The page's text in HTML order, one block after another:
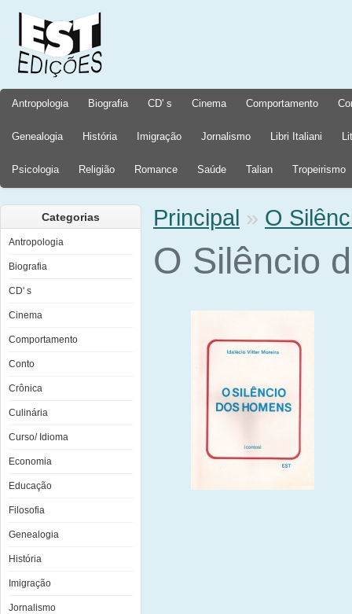
Antropologia Biografia CD' s Cinema Comportamento
Genealogia História Imigração Jornalismo Libri Italiani
Psicologia Religião Romance Saúde Talian Tropeirismo
Categorias
Antropologia
Biografia
CD' s
Cinema
Comportamento
Conto
Crônica
Culinária
Curso/ Idioma
Economia
Educação
Filosofia
Genealogia
História
Imigração
Jornalismo
Principal » O
O Silêncio